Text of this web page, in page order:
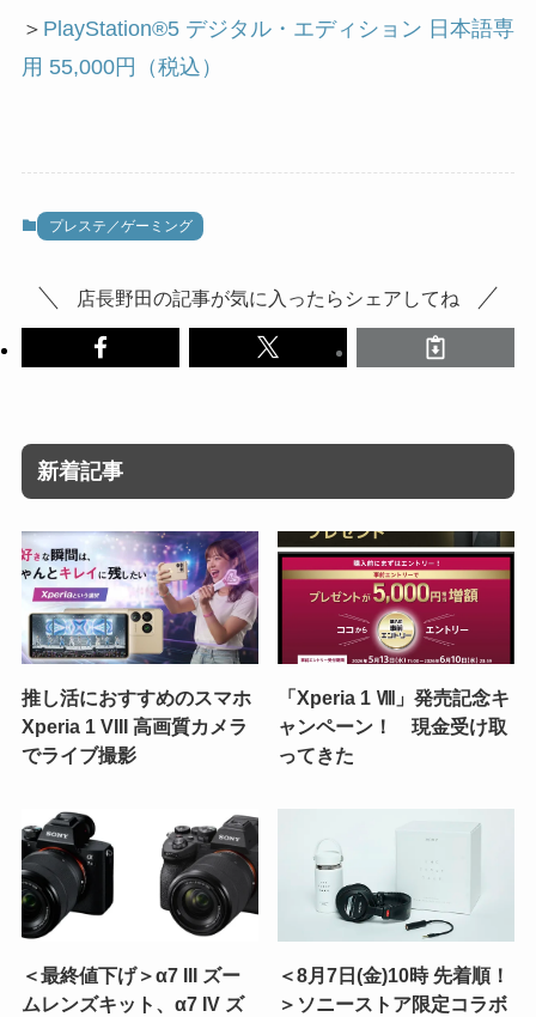
＞ PlayStation®5 デジタル・エディション 日本語専
用 55,000円
（税込）
プレステ／ゲーミング
店長野田の記事が気に入ったらシェアしてね
新着記事
推し活におすすめのスマホ
Xperia 1 VIII 高画質カメラ
でライブ撮影
「Xperia 1 Ⅷ」発売記念キ
ャンペーン！ 現金受け取
ってきた
＜最終値下げ＞α7 III ズー
ムレンズキット、α7 IV ズ
＜8月7日(金)10時 先着順！
＞ソニーストア限定コラボ